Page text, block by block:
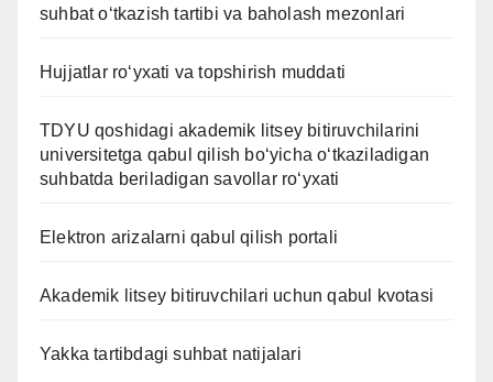
suhbat o‘tkazish tartibi va baholash mezonlari
Hujjatlar ro‘yxati va topshirish muddati
TDYU qoshidagi akademik litsey bitiruvchilarini
universitetga qabul qilish bo‘yicha o‘tkaziladigan
suhbatda beriladigan savollar ro‘yxati
Elektron arizalarni qabul qilish portali
Akademik litsey bitiruvchilari uchun qabul kvotasi
Yakka tartibdagi suhbat natijalari